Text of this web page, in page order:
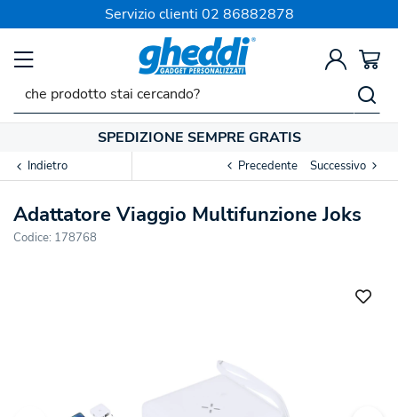
Servizio clienti 02 86882878
SPEDIZIONE SEMPRE GRATIS
Indietro Precedente Successivo
Adattatore Viaggio Multifunzione Joks
Codice: 178768